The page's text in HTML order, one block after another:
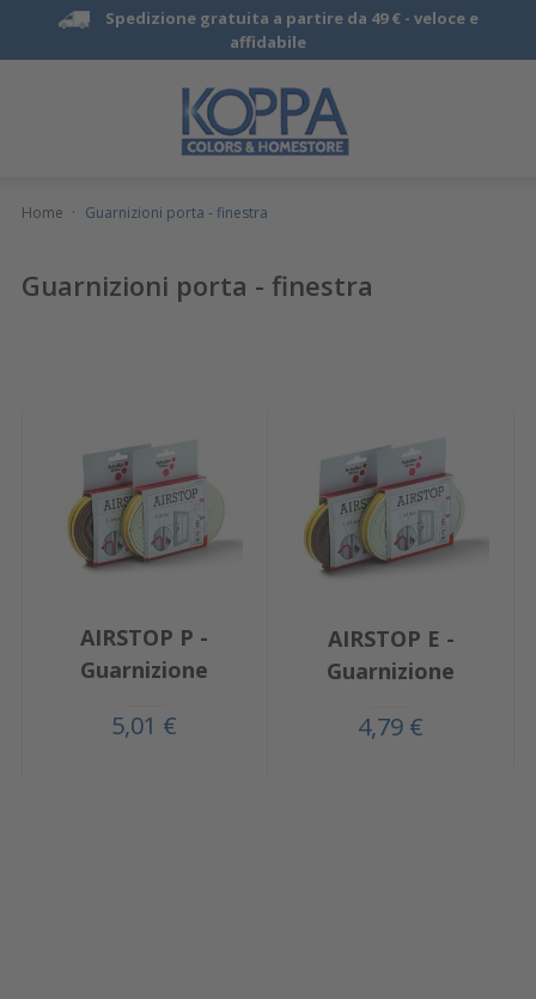
Spedizione gratuita a partire da 49 € - veloce e
affidabile
Home · Guarnizioni porta - finestra
Guarnizioni porta - finestra
AIRSTOP P -
Guarnizione
5,01 €
AIRSTOP E -
Guarnizione
4,79 €